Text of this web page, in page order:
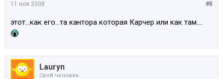
#8
11 ноя 2008
этот...как его...та кантора которая Карчер или как там....
Lauryn
Свой человек